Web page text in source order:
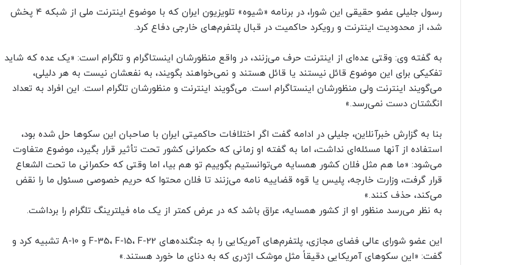
رسول جلیلی عضو حقیقی این شورا، در برنامه «شیوه» تلویزیون ایران که با موضوع اینترنت ملی از شبکه ۴ پخش
شد، از محدودیت اینترنت و رویکرد حاکمیت در قبال پلتفرم‌های خارجی دفاع کرد.
به گفته وی: وقتی عده‌ای از اینترنت حرف می‌زنند، در واقع منظورشان اینستاگرام و تلگرام است: «یک عده که شاید
تفکیکی برای این موضوع قائل نیستند یا قائل هستند و نمی‌خواهند بگویند، به نفعشان نیست به هر دلیلی،
می‌گویند اینترنت ولی منظورشان اینستاگرام است. می‌گویند اینترنت و منظورشان تلگرام است. این افراد به تعداد
انگشتان دست نمی‌رسد.»
بنا به گزارش خبرآنلاین، جلیلی در ادامه گفت اگر اختلافات حاکمیتی ایران با صاحبان این سکوها حل شده بود،
استفاده از آنها مسئله‌ای نداشت، اما به گفته او زمانی که حکمرانی کشور تحت تأثیر قرار بگیرد، موضوع متفاوت
می‌شود: «ما هم مثل فلان کشور همسایه می‌توانستیم بگوییم تو هم بیا، اما وقتی که حکمرانی ما تحت الشعاع
قرار گرفت، وزارت خارجه، پلیس یا قوه قضاییه نامه می‌زنند تا فلان محتوا که حریم خصوصی مسئول ما را نقض
می‌کند، حذف کنند.»
به نظر می‌رسد منظور او از کشور همسایه، عراق باشد که در عرض کمتر از یک ماه فیلترینگ تلگرام را برداشت.
این عضو شورای عالی فضای مجازی، پلتفرم‌های آمریکایی را به جنگنده‌های F-35، F-15، F-22 و A-10 تشبیه کرد و
گفت: «این سکوهای آمریکایی دقیقاً مثل موشک اژدری که به دنای ما خورد هستند.»